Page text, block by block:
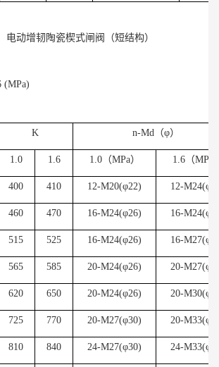
动增韧陶瓷楔式闸阀（短结构）
(MPa)
K n-Md （φ）
1.0 1.6 1.0（MPa） 1.6（MPa
400 410 12-M20(φ22) 12-M24(φ
460 470 16-M24(φ26) 16-M24(φ
515 525 16-M24(φ26) 16-M27(φ
565 585 20-M24(φ26) 20-M27(φ
620 650 20-M24(φ26) 20-M30(φ
725 770 20-M27(φ30) 20-M33(φ
810 840 24-M27(φ30) 24-M33(φ